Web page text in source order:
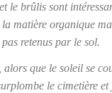
le brû­lis sont
matière orga­nique
rete­nus par le sol.
alors que le soleil se
le cime­tière et